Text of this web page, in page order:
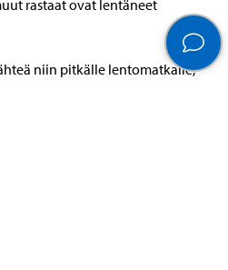
rastaat ovat lentäneet
niin pitkälle lentomatkalle,